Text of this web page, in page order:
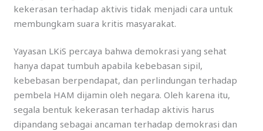
kekerasan terhadap aktivis tidak menjadi cara untuk
membungkam suara kritis masyarakat.
Yayasan LKiS percaya bahwa demokrasi yang sehat
hanya dapat tumbuh apabila kebebasan sipil,
kebebasan berpendapat, dan perlindungan terhadap
pembela HAM dijamin oleh negara. Oleh karena itu,
segala bentuk kekerasan terhadap aktivis harus
dipandang sebagai ancaman terhadap demokrasi dan